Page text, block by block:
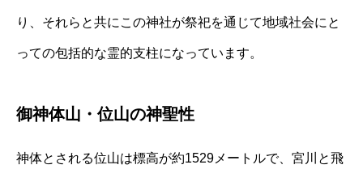
り、それらと共にこの神社が祭祀を通じて地域社会にと
っての包括的な霊的支柱になっています。
御神体山・位山の神聖性
神体とされる位山は標高が約1529メートルで、宮川と飛